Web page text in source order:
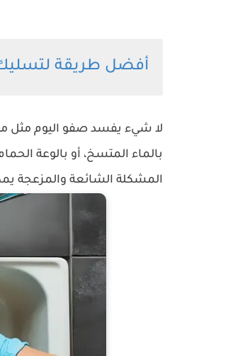
أفضل طريقة
لا شيء يفسد صفو اليوم مثل
بالماء المتسخ، أو بالوعة
المشكلة الشائعة والمزعجة